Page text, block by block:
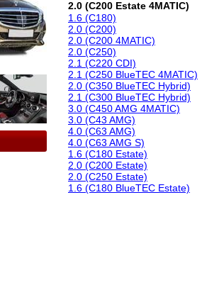
2.0 (C200 Estate 4MATIC)
1.6 (C180)
2.0 (C200)
2.0 (C200 4MATIC)
2.0 (C250)
2.1 (C220 CDI)
2.1 (C250 BlueTEC 4MATIC)
2.0 (C350 BlueTEC Hybrid)
2.1 (C300 BlueTEC Hybrid)
3.0 (C450 AMG 4MATIC)
3.0 (C43 AMG)
4.0 (C63 AMG)
4.0 (C63 AMG S)
1.6 (C180 Estate)
2.0 (C200 Estate)
2.0 (C250 Estate)
1.6 (C180 BlueTEC Estate)